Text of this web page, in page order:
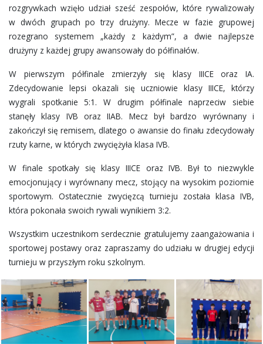
rozgrywkach wzięło udział sześć zespołów, które rywalizowały
w dwóch grupach po trzy drużyny. Mecze w fazie grupowej
rozegrano systemem „każdy z każdym”, a dwie najlepsze
drużyny z każdej grupy awansowały do półfinałów.
W pierwszym półfinale zmierzyły się klasy IIICE oraz IA.
Zdecydowanie lepsi okazali się uczniowie klasy IIICE, którzy
wygrali spotkanie 5:1. W drugim półfinale naprzeciw siebie
stanęły klasy IVB oraz IIAB. Mecz był bardzo wyrównany i
zakończył się remisem, dlatego o awansie do finału zdecydowały
rzuty karne, w których zwyciężyła klasa IVB.
W finale spotkały się klasy IIICE oraz IVB. Był to niezwykle
emocjonujący i wyrównany mecz, stojący na wysokim poziomie
sportowym. Ostatecznie zwycięzcą turnieju została klasa IVB,
która pokonała swoich rywali wynikiem 3:2.
Wszystkim uczestnikom serdecznie gratulujemy zaangażowania i
sportowej postawy oraz zapraszamy do udziału w drugiej edycji
turnieju w przyszłym roku szkolnym.